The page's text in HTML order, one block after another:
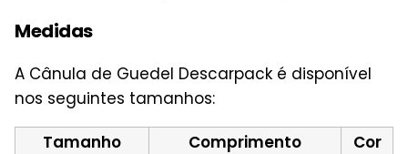
Medidas
A Cânula de Guedel Descarpack é disponível
nos seguintes tamanhos:
Tamanho
Comprimento
Cor